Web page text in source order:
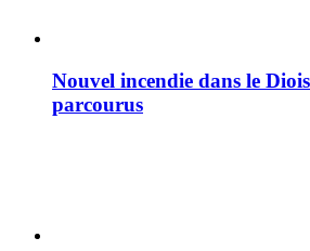
Nouvel incendie dans le
parcourus